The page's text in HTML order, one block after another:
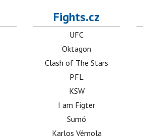
Fights.cz
UFC
Oktagon
Clash of The Stars
PFL
KSW
I am Figter
Sumó
Karlos Vémola